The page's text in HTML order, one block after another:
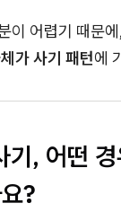
이 어렵기 때문
가 사기 패턴에
기, 어떤
?